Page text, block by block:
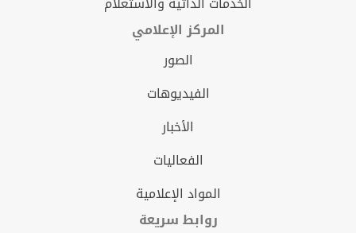
المركز الإعلامي
الصور
الفيديوهات
الأخبار
الفعاليات
المواد الإعلامية
روابط سريعة